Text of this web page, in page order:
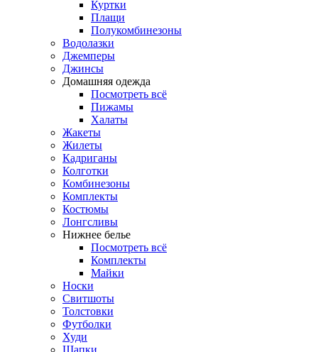
Куртки
Плащи
Полукомбинезоны
Водолазки
Джемперы
Джинсы
Домашняя одежда
Посмотреть всё
Пижамы
Халаты
Жакеты
Жилеты
Кадриганы
Колготки
Комбинезоны
Комплекты
Костюмы
Лонгсливы
Нижнее белье
Посмотреть всё
Комплекты
Майки
Носки
Свитшоты
Толстовки
Футболки
Худи
Шапки